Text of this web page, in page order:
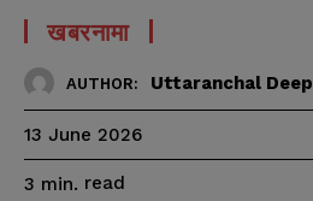
खबरनामा
AUTHOR: Uttaranchal Deep
13 June 2026
3 min. read